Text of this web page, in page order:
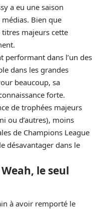
a eu une saison
Bien que
majeurs cette
performant dans l’un des
dans les grandes
beaucoup, sa
forte.
de trophées majeurs
ou d’autres), moins
de Champions League
désavantager dans le
le seul
à avoir remporté le